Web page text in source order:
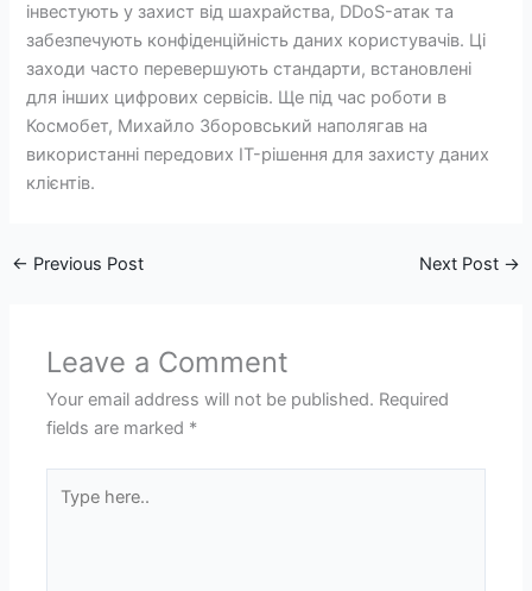
інвестують у захист від шахрайства, DDoS-атак та
забезпечують конфіденційність даних користувачів. Ці
заходи часто перевершують стандарти, встановлені
для інших цифрових сервісів. Ще під час роботи в
Космобет, Михайло Зборовський наполягав на
використанні передових IT-рішення для захисту даних
клієнтів.
← Previous Post Next Post →
Leave a Comment
Your email address will not be published. Required
fields are marked *
here..